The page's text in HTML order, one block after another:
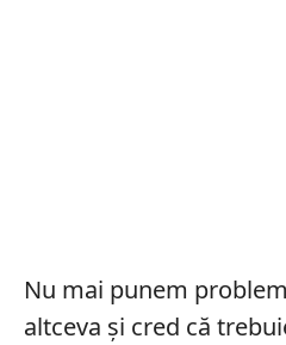
Nu mai punem
altceva şi cred că